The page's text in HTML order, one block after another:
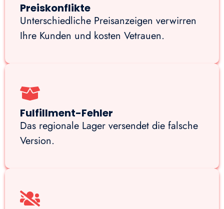
Preiskonflikte
Unterschiedliche Preisanzeigen verwirren
Ihre Kunden und kosten Vetrauen.
Fulfillment-Fehler
Das regionale Lager versendet die falsche
Version.